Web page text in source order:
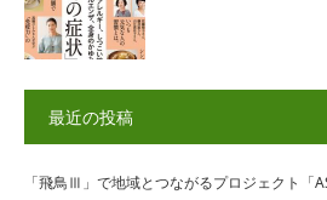
最近の投稿
「飛鳥Ⅲ」で地域とつながるプロジェクト「